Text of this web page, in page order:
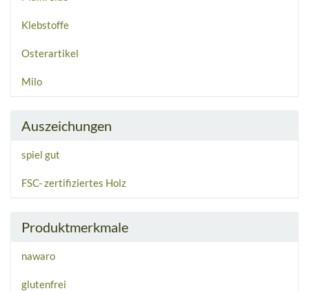
Klebstoffe
Osterartikel
Milo
Auszeichungen
spiel gut
FSC- zertifiziertes Holz
Produktmerkmale
nawaro
glutenfrei